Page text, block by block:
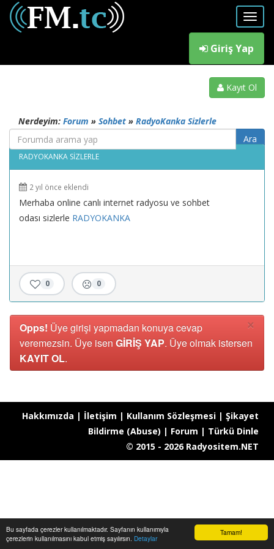
Tamam!
Bu sayfada çerezler kullanılmaktadır. Sayfanın kullanımıyla
çerezlerin kullanılmasını kabul etmiş sayılırsın. Detaylar
Giriş Yap
Kayıt Ol
Nerdeyim: Forum » Sohbet » RadyoKanka Sizlerle
RADYOKANKA SIZLERLE
2 yıl önce eklendi
Merhaba online canlı internet radyosu ve sohbet
odası sizlerle RADYOKANKA
0 0
×
Opps! Üye girişi yapmadan konuya cevap
veremezsin. Üye isen GİRİŞ YAP. Üye olmak istersen
KAYIT OL.
Hakkımızda | İletişim | Kullanım Sözleşmesi | Şikayet
Bildirme (Abuse) | Forum | Türkü Dinle
© 2015 - 2026 Radyositem.NET